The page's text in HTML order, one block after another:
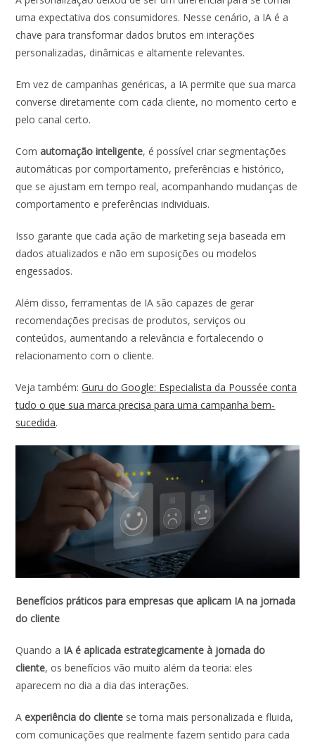
uma expectativa dos consumidores. Nesse cenário, a IA é a
chave para transformar dados brutos em interações
personalizadas, dinâmicas e altamente relevantes.
Em vez de campanhas genéricas, a IA permite que sua marca
converse diretamente com cada cliente, no momento certo e
pelo canal certo.
Comautomação inteligente, é possível criar segmentações
automáticas por comportamento, preferências e histórico,
que se ajustam em tempo real, acompanhando mudanças de
comportamento e preferências individuais.
Isso garante que cada ação de marketing seja baseada em
dados atualizados e não em suposições ou modelos
engessados.
Além disso, ferramentas de IA são capazes de gerar
recomendações precisas de produtos, serviços ou
conteúdos, aumentando a relevância e fortalecendo o
relacionamento com o cliente.
Veja também:Guru do Google: Especialista da Poussée conta
tudo o que sua marca precisa para uma campanha bem-
sucedida.
Benefícios práticos para empresas que aplicam IA na jornada
do cliente
Quando a IA é aplicada estrategicamente à jornada do
cliente, os benefícios vão muito além da teoria: eles
aparecem no dia a dia das interações.
Aexperiência do cliente se torna mais personalizada e fluida,
com comunicações que realmente fazem sentido para cada